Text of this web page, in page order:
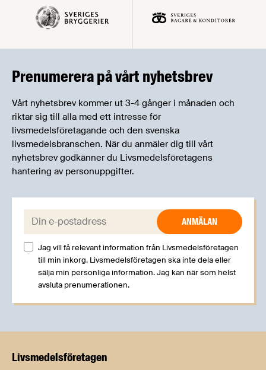
Prenumerera på vårt nyhetsbrev
Vårt nyhetsbrev kommer ut 3-4 gånger i månaden och
riktar sig till alla med ett intresse för
livsmedelsföretagande och den svenska
livsmedelsbranschen. När du anmäler dig till vårt
nyhetsbrev godkänner du Livsmedelsföretagens
hantering av personuppgifter.
E-post:
Jag vill få relevant information från Livsmedelsföretagen
till min inkorg. Livsmedelsföretagen ska inte dela eller
sälja min personliga information. Jag kan när som helst
avsluta prenumerationen.
Livsmedels­företagen